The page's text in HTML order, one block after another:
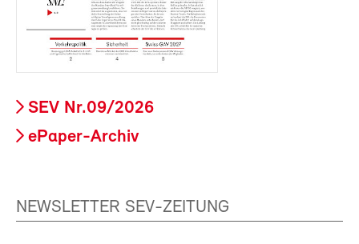
SEV Nr.09/2026
ePaper-Archiv
NEWSLETTER SEV-ZEITUNG